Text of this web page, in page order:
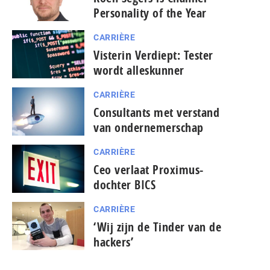
Personality of the Year
CARRIÈRE
Visterin Verdiept: Tester
wordt alleskunner
CARRIÈRE
Consultants met verstand
van ondernemerschap
CARRIÈRE
Ceo verlaat Proximus-
dochter BICS
CARRIÈRE
‘Wij zijn de Tinder van de
hackers’
de
vorige
pagina